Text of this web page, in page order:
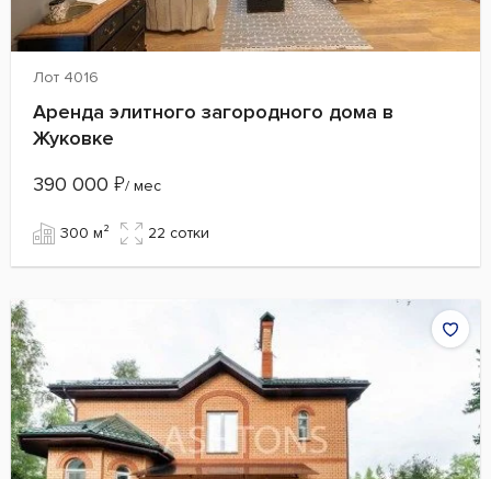
Лот 4016
Аренда элитного загородного дома в
Жуковке
390 000 ₽/ мес
300 м² 22 сотки